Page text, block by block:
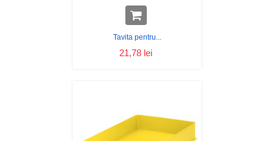
Tavita pentru...
21,78 lei